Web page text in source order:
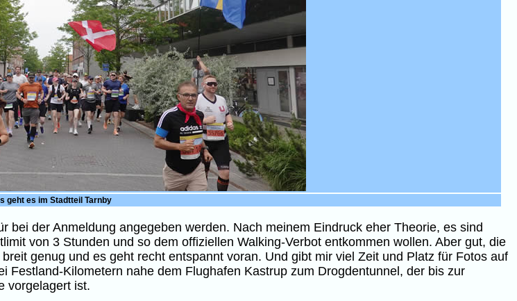
geht es im Stadtteil Tarnby
der Anmeldung angegeben werden. Nach meinem Eindruck eher Theorie, es sind
von 3 Stunden und so dem offiziellen Walking-Verbot entkommen wollen. Aber gut, die
genug und es geht recht entspannt voran. Und gibt mir viel Zeit und Platz für Fotos auf
Kilometern nahe dem Flughafen Kastrup zum Drogdentunnel, der bis zur
vorgelagert ist.